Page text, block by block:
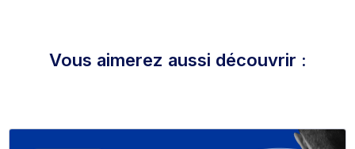
Vous aimerez aussi découvrir :